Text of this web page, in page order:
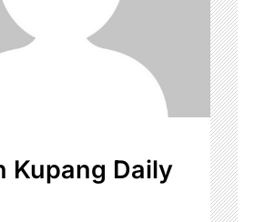
Kupang Daily